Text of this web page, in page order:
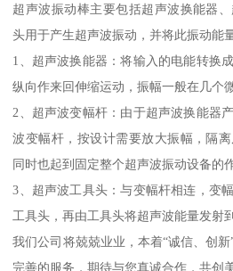
超声波振动棒主要包括超声波换能器
头用于产生超声波振动，并将此振动能
1、超声波换能器：将输入的电能转换
纵向作来回伸缩运动，振幅一般在几个
2、超声波变幅杆：由于超声波换能器
波变幅杆，按设计需要放大振幅，隔
同时也起到固定整个超声波振动设备的
3、超声波工具头：与变幅杆相连，变
工具头，再由工具头将超声波能量发射
我们公司将兢兢业业，本着“诚信、创
完善的服务，期待与您真诚合作，共创